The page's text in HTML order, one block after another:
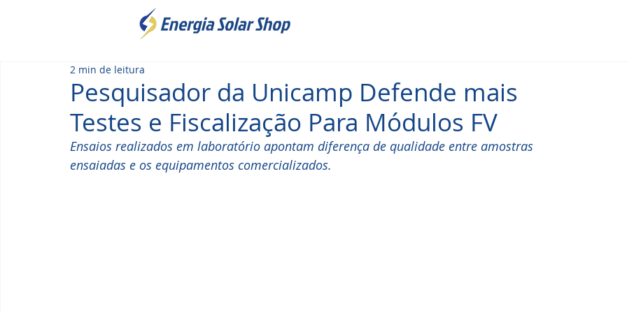
Pesquisador da Unicamp Defende mais
Testes e Fiscalização Para Módulos FV
2 min de leitura
Ensaios realizados em laboratório apontam diferença de qualidade entre amostras
ensaiadas e os equipamentos comercializados.